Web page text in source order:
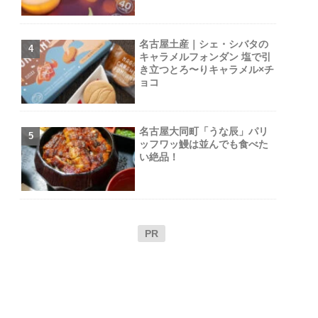
名古屋土産｜シェ・シバタの
キャラメルフォンダン 塩で引
き立つとろ〜りキャラメル×チ
ョコ
名古屋大同町「うな辰」パリ
ッフワッ鰻は並んでも食べた
い絶品！
PR